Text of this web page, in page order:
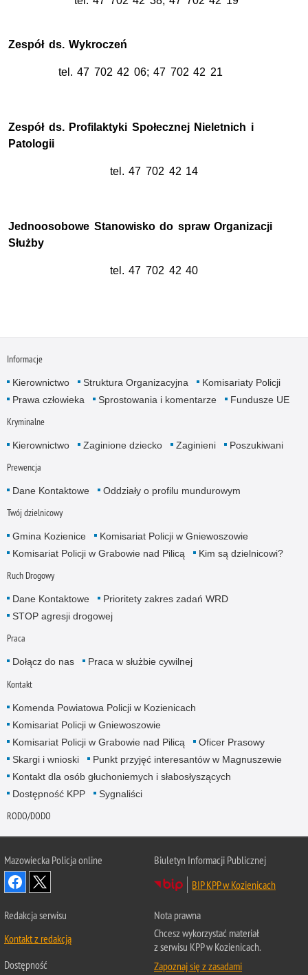
Zespół ds. Wykroczeń
tel. 47 702 42 06; 47 702 42 21
Zespół ds. Profilaktyki Społecznej Nieletnich i
Patologii
tel. 47 702 42 14
Jednoosobowe Stanowisko do spraw Organizacji
Służby
tel. 47 702 42 40
Informacje
Kierownictwo Struktura Organizacyjna
Komisariaty Policji
Prawa człowieka
Sprostowania i komentarze Fundusze UE
Kryminalne
Kierownictwo Zaginione dziecko Zaginieni Poszukiwani
Prewencja
Dane Kontaktowe Oddziały o profilu mundurowym
Twój dzielnicowy
Gmina Kozienice
Komisariat Policji w Gniewoszowie
Komisariat Policji w Grabowie nad Pilicą
Kim są dzielnicowi?
Ruch Drogowy
Dane Kontaktowe
Prioritety zakres zadań WRD
STOP agresji drogowej
Praca
Dołącz do nas Praca w służbie cywilnej
Kontakt
Komenda Powiatowa Policji w Kozienicach
Komisariat Policji w Gniewoszowie
Komisariat Policji w Grabowie nad Pilicą
Oficer Prasowy
Skargi i wnioski
Punkt przyjęć interesantów w Magnuszewie
Kontakt dla osób głuchoniemych i słabosłyszących
Dostępność KPP
Sygnaliści
RODO/DODO
Mazowiecka Policja online
Biuletyn Informacji Publicznej
BIP KPP w Kozienicach
Redakcja serwisu
Kontakt z redakcją
Dostępność
Nota prawna
Chcesz wykorzystać materiał
z serwisu KPP w Kozienicach.
Zapoznaj się z zasadami